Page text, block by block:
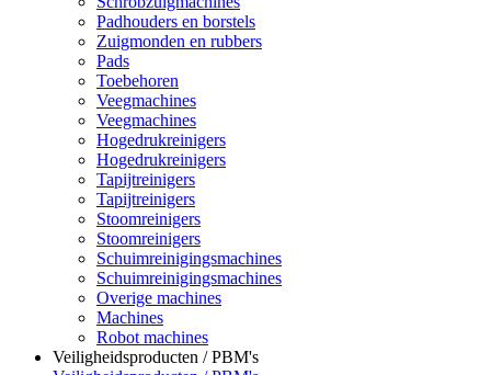
Padhouders en borstels
Zuigmonden en rubbers
Pads
Toebehoren
Veegmachines
Veegmachines
Hogedrukreinigers
Hogedrukreinigers
Tapijtreinigers
Tapijtreinigers
Stoomreinigers
Stoomreinigers
Schuimreinigingsmachines
Schuimreinigingsmachines
Overige machines
Machines
Robot machines
Veiligheidsproducten / PBM's